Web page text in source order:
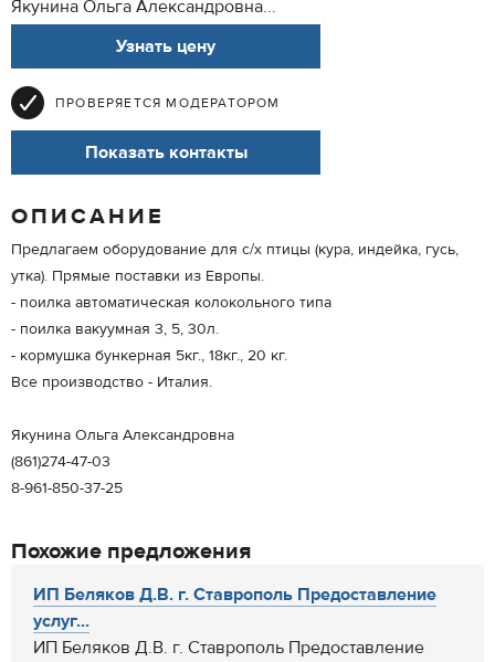
Якунина Ольга Александровна...
Узнать цену
ПРОВЕРЯЕТСЯ МОДЕРАТОРОМ
Показать контакты
ОПИСАНИЕ
Предлагаем оборудование для с/х птицы (кура, индейка, гусь,
утка). Прямые поставки из Европы.
- поилка автоматическая колокольного типа
- поилка вакуумная 3, 5, 30л.
- кормушка бункерная 5кг., 18кг., 20 кг.
Все производство - Италия.
Якунина Ольга Александровна
(861)274-47-03
8-961-850-37-25
Похожие предложения
ИП Беляков Д.В. г. Ставрополь Предоставление
услуг...
ИП Беляков Д.В. г. Ставрополь Предоставление